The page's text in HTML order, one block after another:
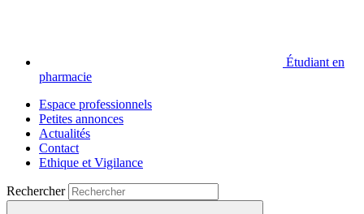
Étudiant en
pharmacie
Espace professionnels
Petites annonces
Actualités
Contact
Ethique et Vigilance
Rechercher